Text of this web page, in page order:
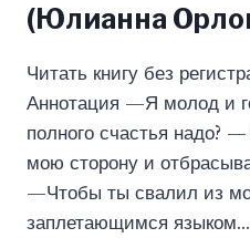
(Юлианна
Читать книгу без
Аннотация —Я молод и
полного счастья надо?
мою сторону и
—Чтобы ты свалил из
заплетающимся языком…